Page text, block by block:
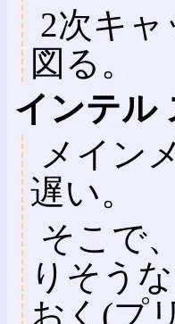
2次キ
図る。
インテル
メイン
遅い。
そこで
りそう
おく(プ